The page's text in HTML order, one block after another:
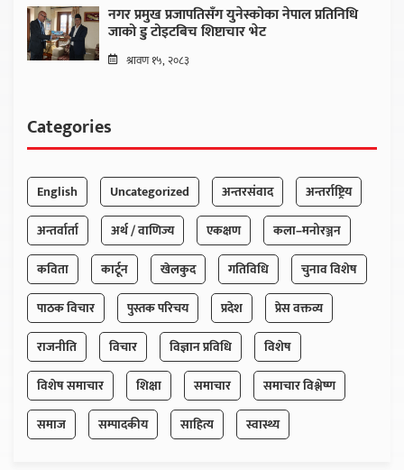
नगर प्रमुख प्रजापतिसँग युनेस्कोका नेपाल प्रतिनिधि
जाको डु टोइटबिच शिष्टाचार भेट
श्रावण १५, २०८३
Categories
English Uncategorized अन्तरसंवाद
अन्तर्राष्ट्रिय
अन्तर्वार्ता
अर्थ / वाणिज्य एकक्षण
कला–मनोरञ्जन
कविता
कार्टून खेलकुद गतिविधि
चुनाव विशेष
पाठक विचार
पुस्तक परिचय प्रदेश
प्रेस वक्तव्य
राजनीति
विचार विज्ञान प्रविधि
विशेष
विशेष समाचार
शिक्षा समाचार
समाचार विश्लेष्ण
समाज
सम्पादकीय साहित्य स्वास्थ्य